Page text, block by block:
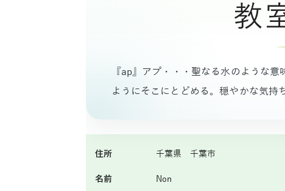
教
『ap』アプ・・・聖なる水のような
ようにそこにとどめる。穏やかな気持
住所 千葉県 千葉市
名前 Non